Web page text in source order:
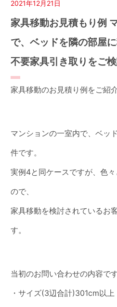
2021年12月21日
家具移動お見積もり例
で、ベッドを隣の部屋
不要家具引き取りをご検
家具移動のお見積り例をご紹
マンションの一室内で、ベッ
件です。
実例4と同ケースですが、色
ので、
家具移動を検討されているお
す。
当初のお問い合わせの内容です
・サイズ(3辺合計)301cm以上